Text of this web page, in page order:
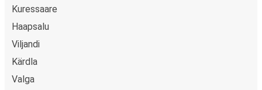
Kuressaare
Haapsalu
Viljandi
Kärdla
Valga